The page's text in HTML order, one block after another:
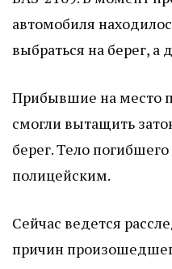
автомобиля
выбраться на берег, а
Прибывшие на место
смогли вытащить
берег. Тело
полицейским.
Сейчас ведется
причин